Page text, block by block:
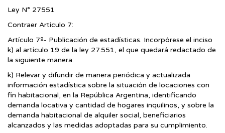
Ley N° 27551
Contraer Artículo 7:
Artículo 7º- Publicación de estadísticas. Incorpórese el inciso
k) al artículo 19 de la ley 27.551, el que quedará redactado de
la siguiente manera:
k) Relevar y difundir de manera periódica y actualizada
información estadística sobre la situación de locaciones con
fin habitacional, en la República Argentina, identificando
demanda locativa y cantidad de hogares inquilinos, y sobre la
demanda habitacional de alquiler social, beneficiarios
alcanzados y las medidas adoptadas para su cumplimiento.